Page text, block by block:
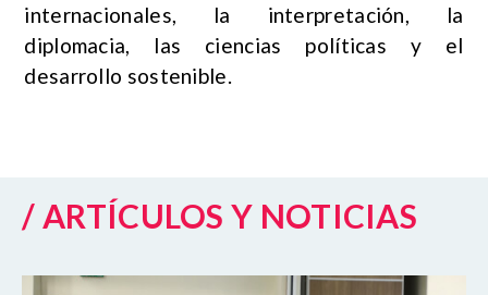
internacionales, la interpretación, la
diplomacia, las ciencias políticas y el
desarrollo sostenible.
/ ARTÍCULOS Y NOTICIAS